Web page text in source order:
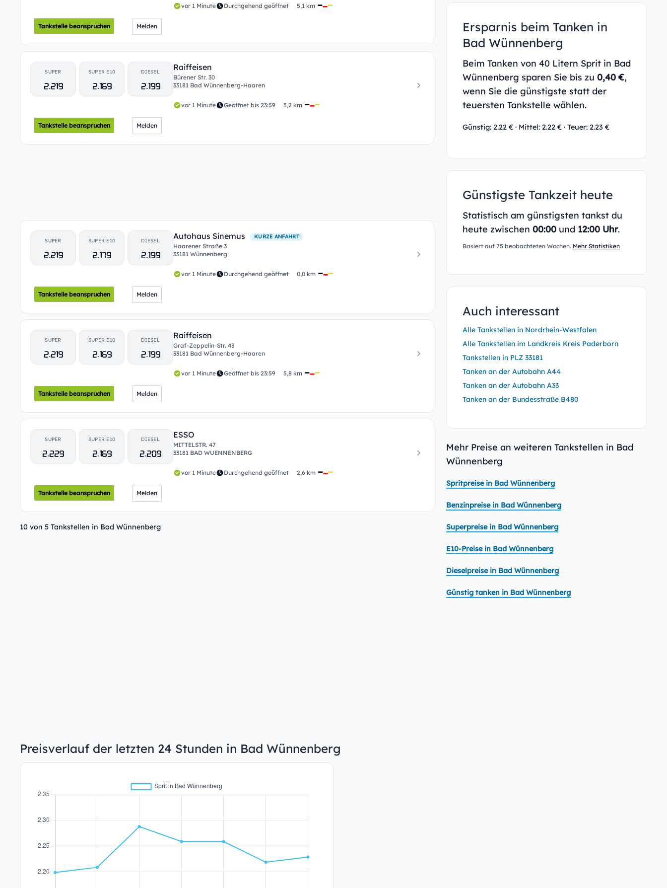
vor 1 Minute Durchgehend geöffnet 5,1 km
Tankstelle beanspruchen Melden
SUPER
2.219
SUPER E10
2.169
DIESEL
2.199
Raiffeisen
Bürener Str. 30
33181 Bad Wünnenberg-Haaren
vor 1 Minute Geöffnet bis 23:59 5,2 km
Tankstelle beanspruchen Melden
SUPER
2.219
SUPER E10
2.179
DIESEL
2.199
Autohaus Sinemus KURZE ANFAHRT
Haarener Straße 3
33181 Wünnenberg
vor 1 Minute Durchgehend geöffnet 0,0 km
Tankstelle beanspruchen Melden
SUPER
2.219
SUPER E10
2.169
DIESEL
2.199
Raiffeisen
Graf-Zeppelin-Str. 43
33181 Bad Wünnenberg-Haaren
vor 1 Minute Geöffnet bis 23:59 5,8 km
Tankstelle beanspruchen Melden
SUPER
2.229
SUPER E10
2.169
DIESEL
2.209
ESSO
MITTELSTR. 47
33181 BAD WUENNENBERG
vor 1 Minute Durchgehend geöffnet 2,6 km
Tankstelle beanspruchen Melden
10 von 5 Tankstellen in Bad Wünnenberg
Ersparnis beim Tanken in
Bad Wünnenberg
Beim Tanken von 40 Litern Sprit in Bad
Wünnenberg sparen Sie bis zu 0,40 €,
wenn Sie die günstigste statt der
teuersten Tankstelle wählen.
Günstig: 2.22 € · Mittel: 2.22 € · Teuer: 2.23 €
Günstigste Tankzeit heute
Statistisch am günstigsten tankst du
heute zwischen 00:00und 12:00 Uhr.
Basiert auf 75 beobachteten Wochen. Mehr Statistiken
Auch interessant
Alle Tankstellen in Nordrhein-Westfalen
Alle Tankstellen im Landkreis Kreis Paderborn
Tankstellen in PLZ 33181
Tanken an der Autobahn A44
Tanken an der Autobahn A33
Tanken an der Bundesstraße B480
Mehr Preise an weiteren Tankstellen in Bad
Wünnenberg
Spritpreise in Bad Wünnenberg
Benzinpreise in Bad Wünnenberg
Superpreise in Bad Wünnenberg
E10-Preise in Bad Wünnenberg
Dieselpreise in Bad Wünnenberg
Günstig tanken in Bad Wünnenberg
Preisverlauf der letzten 24 Stunden in Bad Wünnenberg